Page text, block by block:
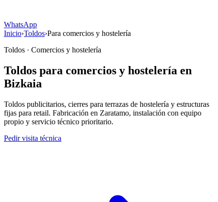
WhatsApp
Inicio›Toldos›Para comercios y hostelería
Toldos · Comercios y hostelería
Toldos para comercios y hostelería en
Bizkaia
Toldos publicitarios, cierres para terrazas de hostelería y estructuras
fijas para retail. Fabricación en Zaratamo, instalación con equipo
propio y servicio técnico prioritario.
Pedir visita técnica